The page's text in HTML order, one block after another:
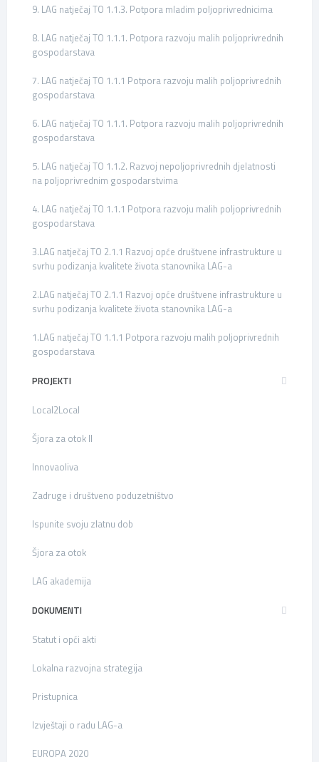
9. LAG natječaj TO 1.1.3. Potpora mladim poljoprivrednicima
8. LAG natječaj TO 1.1.1. Potpora razvoju malih poljoprivrednih
gospodarstava
7. LAG natječaj TO 1.1.1 Potpora razvoju malih poljoprivrednih
gospodarstava
6. LAG natječaj TO 1.1.1. Potpora razvoju malih poljoprivrednih
gospodarstava
5. LAG natječaj TO 1.1.2. Razvoj nepoljoprivrednih djelatnosti
na poljoprivrednim gospodarstvima
4. LAG natječaj TO 1.1.1 Potpora razvoju malih poljoprivrednih
gospodarstava
3.LAG natječaj TO 2.1.1 Razvoj opće društvene infrastrukture u
svrhu podizanja kvalitete života stanovnika LAG-a
2.LAG natječaj TO 2.1.1 Razvoj opće društvene infrastrukture u
svrhu podizanja kvalitete života stanovnika LAG-a
1.LAG natječaj TO 1.1.1 Potpora razvoju malih poljoprivrednih
gospodarstava
PROJEKTI
Local2Local
Šjora za otok II
Innovaoliva
Zadruge i društveno poduzetništvo
Ispunite svoju zlatnu dob
Šjora za otok
LAG akademija
DOKUMENTI
Statut i opći akti
Lokalna razvojna strategija
Pristupnica
Izvještaji o radu LAG-a
EUROPA 2020